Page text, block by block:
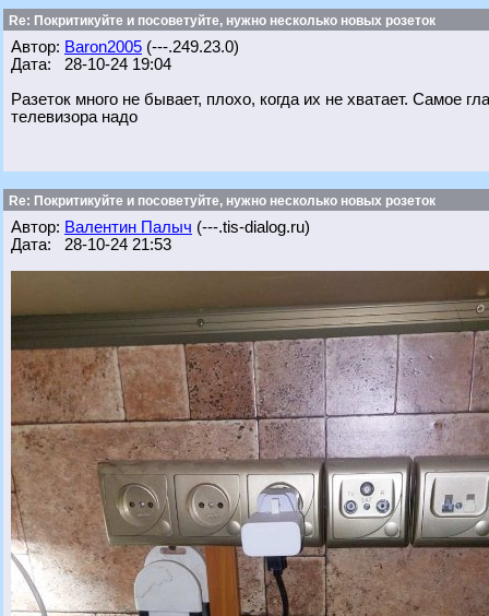
Re: Покритикуйте и посоветуйте, нужно несколько новых розеток
Автор: Baron2005 (---.249.23.0)
Дата: 28-10-24 19:04
Разеток много не бывает, плохо, когда их не хватает. Самое
телевизора надо
Re: Покритикуйте и посоветуйте, нужно несколько новых розеток
Автор: Валентин Палыч (---.tis-dialog.ru)
Дата: 28-10-24 21:53